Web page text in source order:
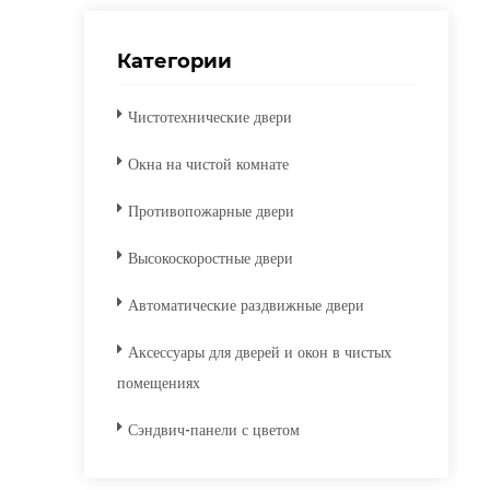
Категории
Чистотехнические двери
Окна на чистой комнате
Противопожарные двери
Высокоскоростные двери
Автоматические раздвижные двери
Аксессуары для дверей и окон в чистых
помещениях
Сэндвич-панели с цветом